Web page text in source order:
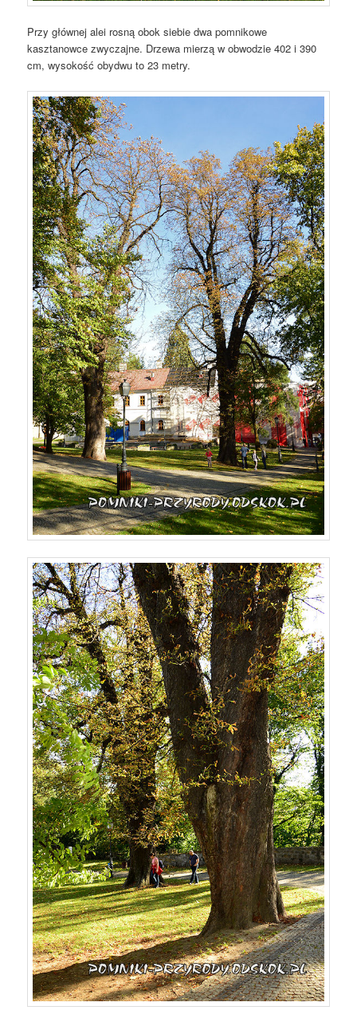
Przy głównej alei rosną obok siebie dwa pomnikowe
kasztanowce zwyczajne. Drzewa mierzą w obwodzie 402 i 390
cm, wysokość obydwu to 23 metry.